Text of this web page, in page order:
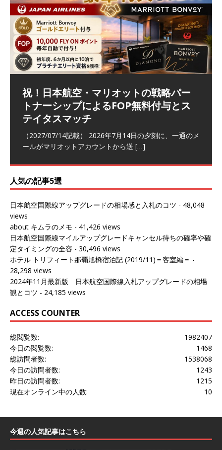
祝！日本航空・マリオットの戦略パー
トナーシップによるFOP無料付与とス
テイタスマッチ
（2027/07/14記載） 2026年7月14日の夕刻に、一通のメ
ールがマリオットアカウントから送 […]
ラウンジ 華 那覇空港 (2026/05)
（2026/06/07記載） 2026年5月下旬の平日に那覇を訪れ
た際に利用した。 こちらのラウンジ
The Coral Executive Lounge スワ
ンナプーム国際空港国内線ラウンジ
(2026/01)
（2026/03/31記載） 2026年1月上旬にバンコク経由でチ
ェンマイに行く際に利用した。 バン[…]
日本航空 羽田空港国際線ファースト
クラスラウンジ (2026/01)
（2026/03/18記載） 2026年1月、毎年恒例の新年の羽田
～バンコクの移動の際に再びこちらの[…]
バンコクエアウェイズ スワンナプー
ム国際空港国内線ラウンジ (2026/01)
（2026/03/13記載） 2026年1月上旬にバンコク経由でチ
ェンマイに向かう際に利用した。 今[…]
人気の記事5選
日本航空国際線アップグレードの相場感と入札のコツ - 48,048
views
about キムラのメモ - 41,426 views
日本航空国際線マイルアップグレードキャンセル待ちの確率や確
定タイミングの全容 - 30,496 views
ホテル トリフィート那覇旭橋宿泊記 (2019/11)＝客室編＝ -
28,298 views
2024年11月最新版 日本航空国際線入札アップグレードの相場
観とコツ - 24,185 views
ACCESS COUNTER
1982407
総閲覧数:
1468
今日の閲覧数:
1538068
総訪問者数:
1243
今日の訪問者数:
1215
昨日の訪問者数:
10
現在オンライン中の人数:
今週の人気記事はこちら